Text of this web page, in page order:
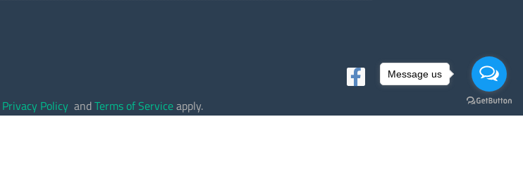
Privacy Policy andTerms of Serviceapply.
Message us